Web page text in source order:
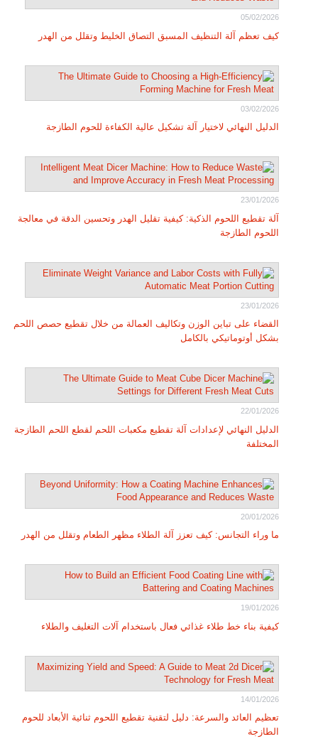
05/02/2026
كيف تعظم آلة التنظيف المسبق التصاق الخليط وتقلل من الهدر
03/02/2026
الدليل النهائي لاختيار آلة تشكيل عالية الكفاءة للحوم الطازجة
23/01/2026
آلة تقطيع اللحوم الذكية: كيفية تقليل الهدر وتحسين الدقة في معالجة
اللحوم الطازجة
23/01/2026
القضاء على تباين الوزن وتكاليف العمالة من خلال تقطيع حصص اللحم
بشكل أوتوماتيكي بالكامل
22/01/2026
الدليل النهائي لإعدادات آلة تقطيع مكعبات اللحم لقطع اللحم الطازجة
المختلفة
20/01/2026
ما وراء التجانس: كيف تعزز آلة الطلاء مظهر الطعام وتقلل من الهدر
19/01/2026
كيفية بناء خط طلاء غذائي فعال باستخدام آلات التغليف والطلاء
14/01/2026
تعظيم العائد والسرعة: دليل لتقنية تقطيع اللحوم ثنائية الأبعاد للحوم
الطازجة